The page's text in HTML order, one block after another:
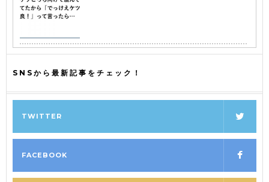
SNSから最新記事をチェック！
TWITTER
FACEBOOK